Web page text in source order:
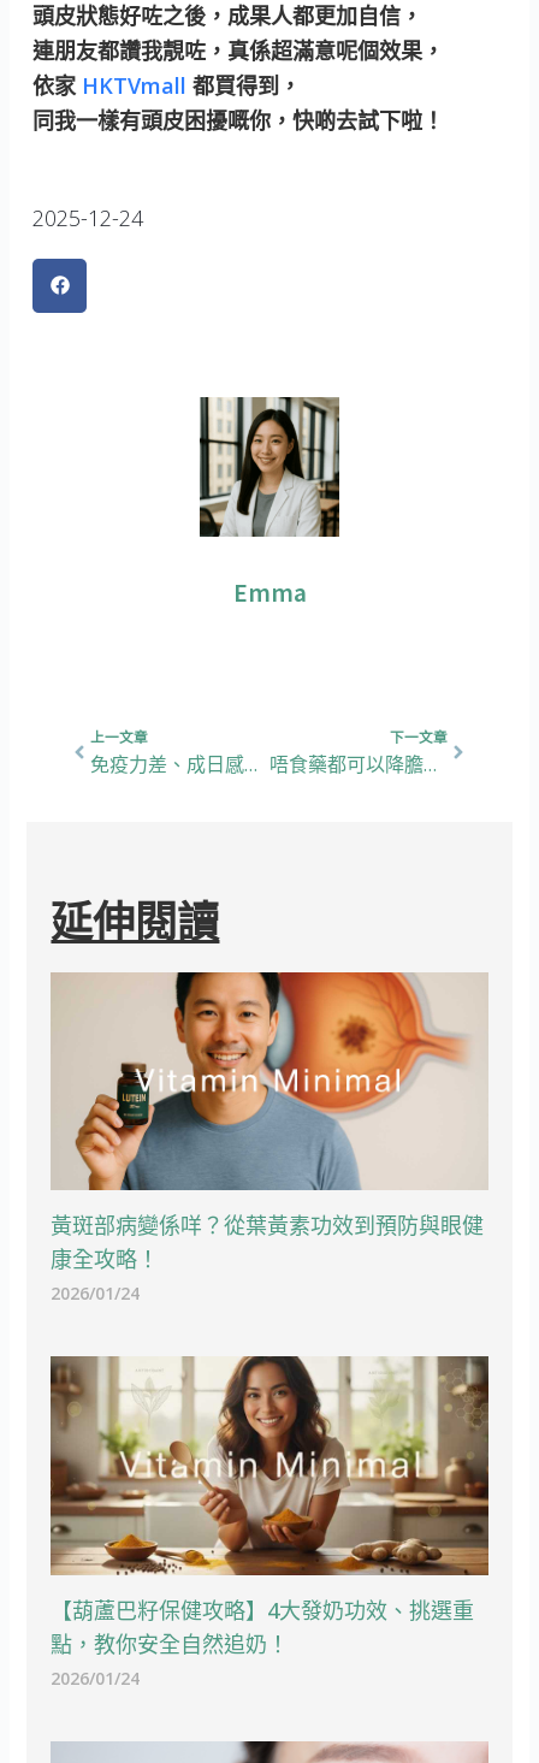
頭皮狀態好咗之後，成果人都更加自信，
連朋友都讚我靚咗，真係超滿意呢個效果，
依家 HKTVmall 都買得到，
同我一樣有頭皮困擾嘅你，快啲去試下啦！
2025-12-24
Emma
上一文章
免疫力差、成日感冒嘅人，建議你要咁樣食！【市售五款鋅嘅比較】
下一文章
唔食藥都可以降膽固醇！高血脂人士點樣護心、護血管？
延伸閱讀
黃斑部病變係咩？從葉黃素功效到預防與眼健
康全攻略！
2026/01/24
【葫蘆巴籽保健攻略】4大發奶功效、挑選重
點，教你安全自然追奶！
2026/01/24